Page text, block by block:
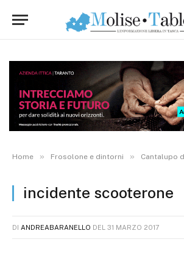
Home » Frosolone e dintorni » Cantalupo
incidente scooterone
DI ANDREABARANELLO DEL 31 MARZO 2017